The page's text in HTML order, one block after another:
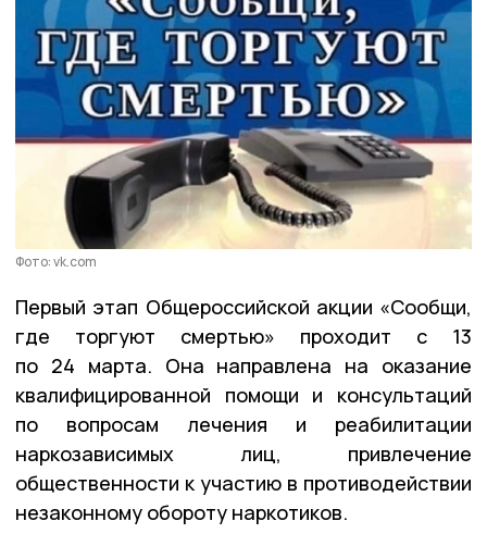
Фото: vk.com
Первый этап Общероссийской акции «Сообщи,
где торгуют смертью» проходит с 13
по 24 марта. Она направлена на оказание
квалифицированной помощи и консультаций
по вопросам лечения и реабилитации
наркозависимых лиц, привлечение
общественности к участию в противодействии
незаконному обороту наркотиков.